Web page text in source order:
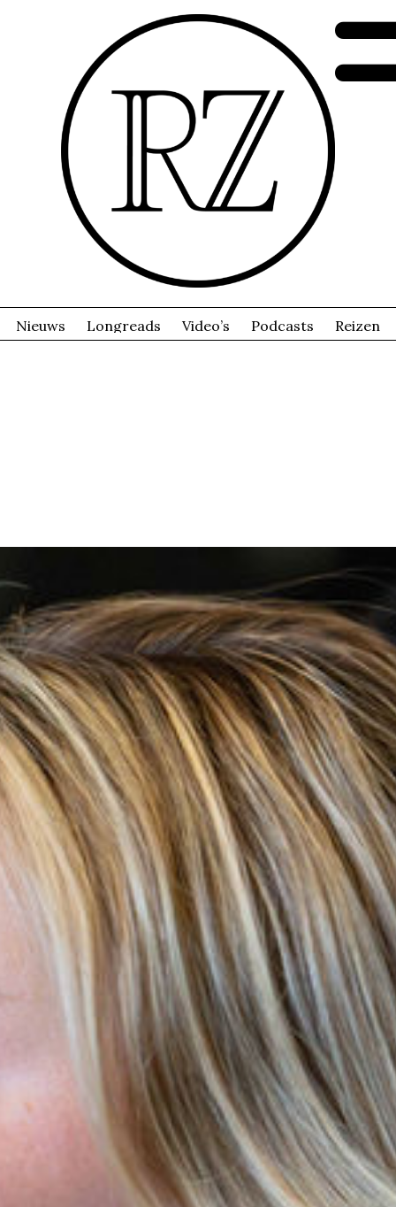
Nieuws Longreads Video’s Podcasts Reizen